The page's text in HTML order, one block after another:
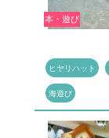
本・遊び
ヒヤリハット
海遊び